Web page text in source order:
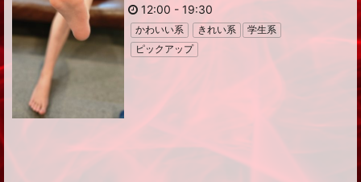
12:00 -19:30
かわいい系 きれい系
学生系
ピックアップ